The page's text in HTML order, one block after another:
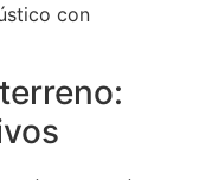
con